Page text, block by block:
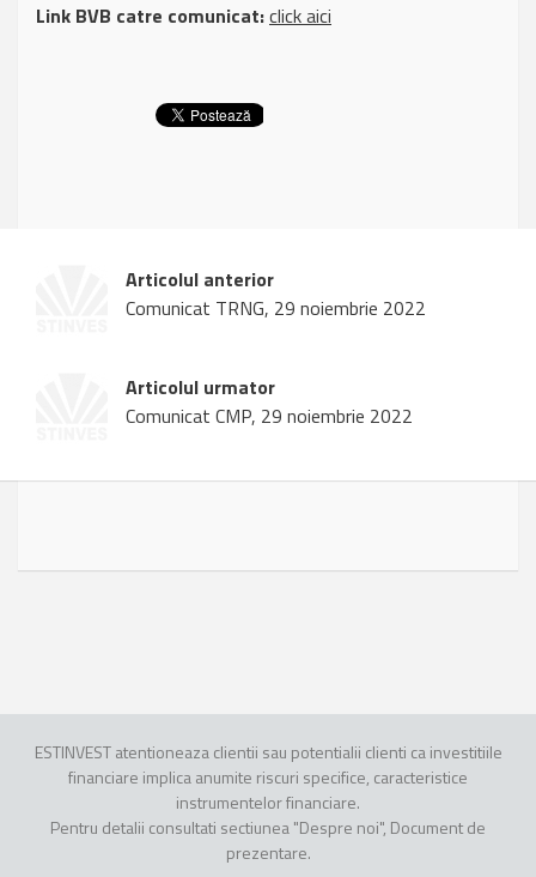
Link BVB catre comunicat:click aici
Articolul anterior
Comunicat TRNG, 29 noiembrie 2022
Articolul urmator
Comunicat CMP, 29 noiembrie 2022
ESTINVEST atentioneaza clientii sau potentialii clienti ca investitiile
financiare implica anumite riscuri specifice, caracteristice
instrumentelor financiare.
Pentru detalii consultati sectiunea "Despre noi", Document de
prezentare.